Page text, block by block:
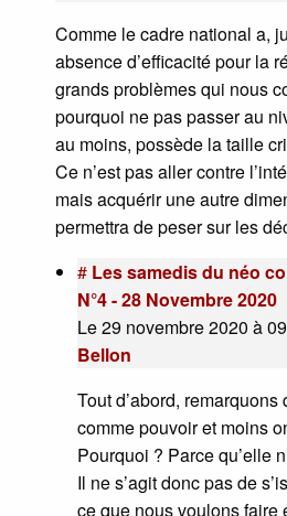
Comme le cadre national a,
absence d’efficacité pour la
grands problèmes qui nous
pourquoi ne pas passer au
au moins, possède la taille
Ce n’est pas aller contre
mais acquérir une autre
permettra de peser sur les
# Les samedis du néo
N°4 - 28 Novembre 2020
Le 29 novembre 2020 à
Bellon
Tout d’abord, remarquons
comme pouvoir et moins
Pourquoi ? Parce qu’elle
Il ne s’agit donc pas de
ce que nous voulons faire